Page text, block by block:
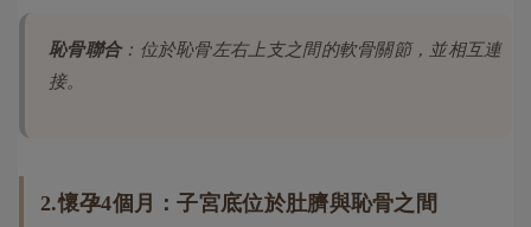
恥骨聯合：位於恥骨左右上支之間的軟骨關節，並相互連
接。
2.懷孕4個月：子宮底位於肚臍與恥骨之間